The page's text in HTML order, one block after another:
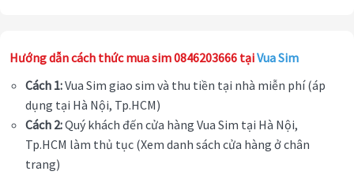
Hướng dẫn cách thức mua sim 0846203666 tạiVua Sim
Cách 1:Vua Sim giao sim và thu tiền tại nhà miễn phí (áp
dụng tại Hà Nội, Tp.HCM)
Cách 2:Quý khách đến cửa hàng Vua Sim tại Hà Nội,
Tp.HCM làm thủ tục (Xem danh sách cửa hàng ở chân
trang)